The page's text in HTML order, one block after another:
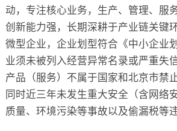
动，专注核心业务，生产、管理、服
创新能力强，长期深耕于产业链关键
微型企业，企业划型符合《中小企业
业须未被列入经营异常名录或严重失
产品（服务）不属于国家和北京市禁
同时近三年未发生重大安全（含网络
质量、环境污染等事故以及偷漏税等